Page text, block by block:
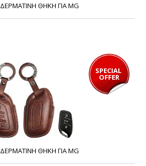
ΘΗΚΗ ΓΙΑ MG
SPECIAL
OFFER
ΘΗΚΗ ΓΙΑ MG